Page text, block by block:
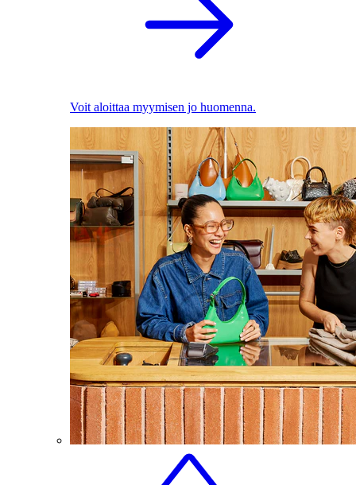
Voit aloittaa myymisen jo huomenna.